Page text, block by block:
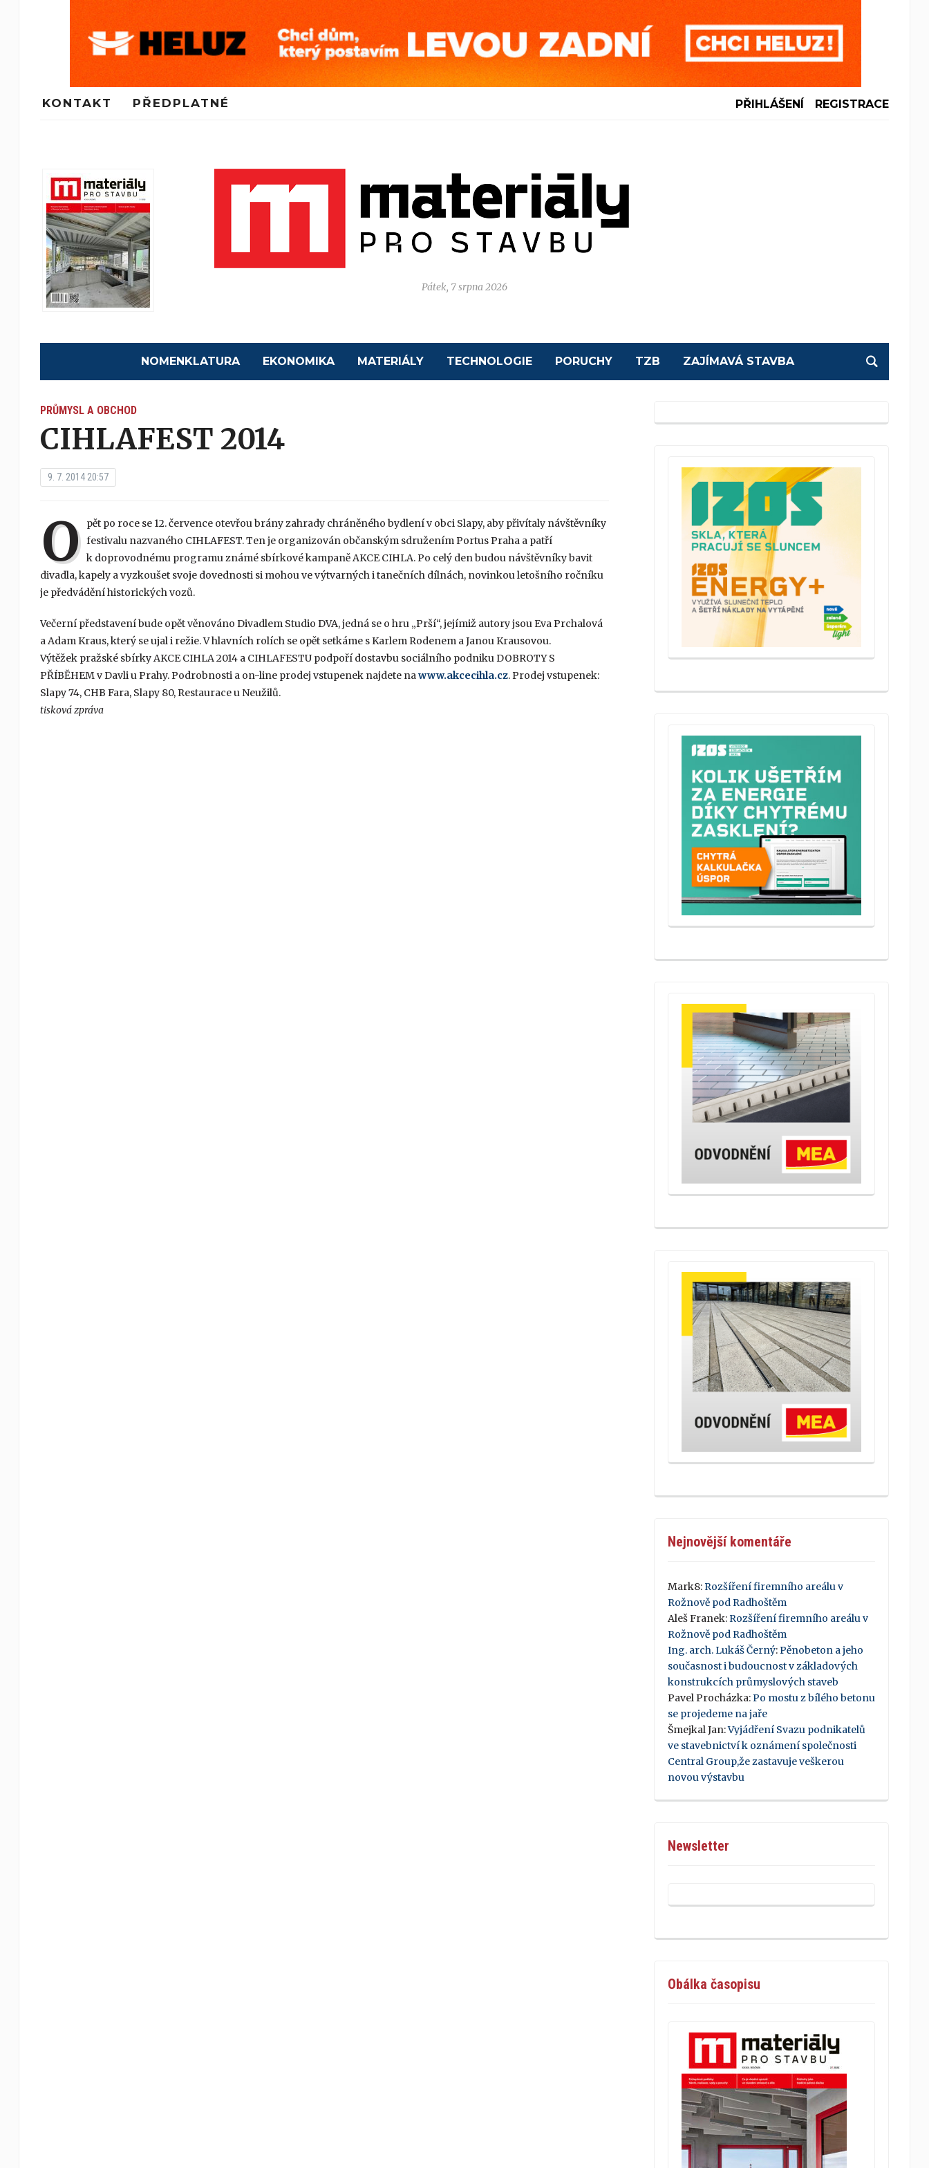
KONTAKT PŘEDPLATNÉ PŘIHLÁŠENÍ REGISTRACE
Pátek, 7 srpna 2026
NOMENKLATURA EKONOMIKA MATERIÁLY TECHNOLOGIE PORUCHY TZB ZAJÍMAVÁ STAVBA
PRŮMYSL A OBCHOD
CIHLAFEST 2014
9. 7. 2014 20:57
O
pět po roce se 12. července otevřou brány zahrady chráněného bydlení v obci Slapy, aby přivítaly návštěvníky
festivalu nazvaného CIHLAFEST. Ten je organizován občanským sdružením Portus Praha a patří
k doprovodnému programu známé sbírkové kampaně AKCE CIHLA. Po celý den budou návštěvníky bavit
divadla, kapely a vyzkoušet svoje dovednosti si mohou ve výtvarných i tanečních dílnách, novinkou letošního ročníku
je předvádění historických vozů.
Večerní představení bude opět věnováno Divadlem Studio DVA, jedná se o hru „Prší“, jejímiž autory jsou Eva Prchalová
a Adam Kraus, který se ujal i režie. V hlavních rolích se opět setkáme s Karlem Rodenem a Janou Krausovou.
Výtěžek pražské sbírky AKCE CIHLA 2014 a CIHLAFESTU podpoří dostavbu sociálního podniku DOBROTY S
PŘÍBĚHEM v Davli u Prahy. Podrobnosti a on-line prodej vstupenek najdete nawww.akcecihla.cz. Prodej vstupenek:
Slapy 74, CHB Fara, Slapy 80, Restaurace u Neužilů.
tisková zpráva
Nejnovější komentáře
Mark8:Rozšíření firemního areálu v
Rožnově pod Radhoštěm
Aleš Franek:Rozšíření firemního areálu v
Rožnově pod Radhoštěm
Ing. arch. Lukáš Černý:Pěnobeton a jeho
současnost i budoucnost v základových
konstrukcích průmyslových staveb
Pavel Procházka:Po mostu z bílého betonu
se projedeme na jaře
Šmejkal Jan:Vyjádření Svazu podnikatelů
ve stavebnictví k oznámení společnosti
Central Group,že zastavuje veškerou
novou výstavbu
Newsletter
Obálka časopisu